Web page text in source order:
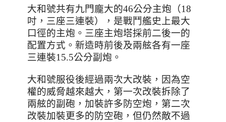
大和號共有九門龐大的46公分主炮（18
吋，三座三連裝），是戰鬥艦史上最大
口徑的主炮。 三座主炮塔採前二後一的
配置方式。新造時前後及兩舷各有一座
三連裝15.5公分副炮。
大和號服役後經過兩次大改裝，因為空
權的威脅越來越大，第一次改裝拆除了
兩舷的副砲，加裝許多防空炮，第二次
改裝加裝更多的防空砲，但仍然敵不過